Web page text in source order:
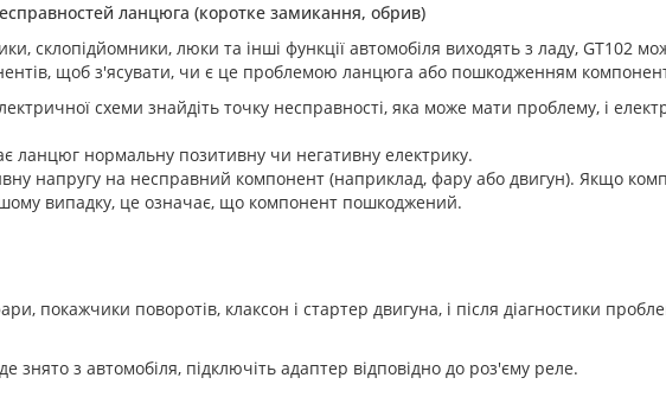
ланцюга (коротке замикання, обрив)
склопідйомники, люки та інші функції автомобіля виходять з ладу, GT102
щоб з'ясувати, чи є це проблемою ланцюга або пошкодженням
схеми знайдіть точку несправності, яка може мати проблему, і
ланцюг нормальну позитивну чи негативну електрику.
напругу на несправний компонент (наприклад, фару або двигун). Якщо
випадку, це означає, що компонент пошкоджений.
покажчики поворотів, клаксон і стартер двигуна, і після діагностики
знято з автомобіля, підключіть адаптер відповідно до роз'єму реле.